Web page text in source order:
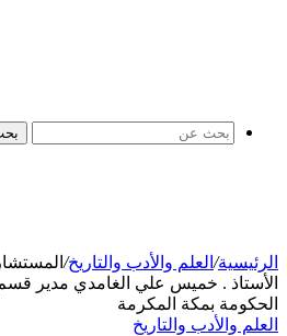
الرئيسية/ العلم والأدب والتاريخ/
الأستاذ . خميس علي الغامدي مدير
الحكومة بمكة المكرمة
العلم والأدب والتاريخ